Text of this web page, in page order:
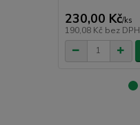
230,00 Kč/ks
190,08 Kč bez DPH